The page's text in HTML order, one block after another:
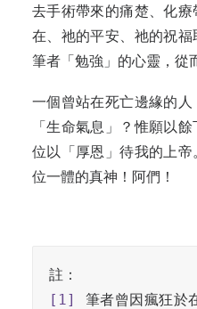
去手術帶來的痛楚、化
在、祂的平安、祂的祝
筆者「勉強」的心靈，從
一個曾站在死亡邊緣的
「生命氣息」？惟願以
位以「厚恩」待我的上
位一體的真神！阿們！
[1]
筆者曾因瘋狂於